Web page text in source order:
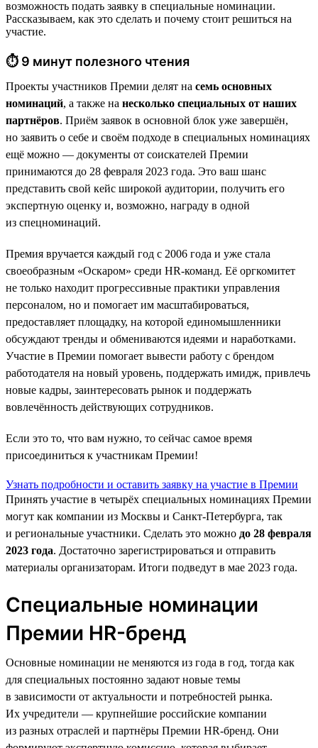
возможность подать заявку в специальные номинации.
Рассказываем, как это сделать и почему стоит решиться на
участие.
⏱ 9 минут полезного чтения
Проекты участников Премии делят на семь основных
номинаций, а также на несколько специальных от наших
партнёров. Приём заявок в основной блок уже завершён,
но заявить о себе и своём подходе в специальных номинациях
ещё можно — документы от соискателей Премии
принимаются до 28 февраля 2023 года. Это ваш шанс
представить свой кейс широкой аудитории, получить его
экспертную оценку и, возможно, награду в одной
из спецноминаций.
Премия вручается каждый год с 2006 года и уже стала
своеобразным «Оскаром» среди HR-команд. Её оргкомитет
не только находит прогрессивные практики управления
персоналом, но и помогает им масштабироваться,
предоставляет площадку, на которой единомышленники
обсуждают тренды и обмениваются идеями и наработками.
Участие в Премии помогает вывести работу с брендом
работодателя на новый уровень, поддержать имидж, привлечь
новые кадры, заинтересовать рынок и поддержать
вовлечённость действующих сотрудников.
Если это то, что вам нужно, то сейчас самое время
присоединиться к участникам Премии!
Узнать подробности и оставить заявку на участие в Премии
Принять участие в четырёх специальных номинациях Премии
могут как компании из Москвы и Санкт-Петербурга, так
и региональные участники. Сделать это можно до 28 февраля
2023 года. Достаточно зарегистрироваться и отправить
материалы организаторам. Итоги подведут в мае 2023 года.
Специальные номинации
Премии HR-бренд
Основные номинации не меняются из года в год, тогда как
для специальных постоянно задают новые темы
в зависимости от актуальности и потребностей рынка.
Их учредители — крупнейшие российские компании
из разных отраслей и партнёры Премии HR-бренд. Они